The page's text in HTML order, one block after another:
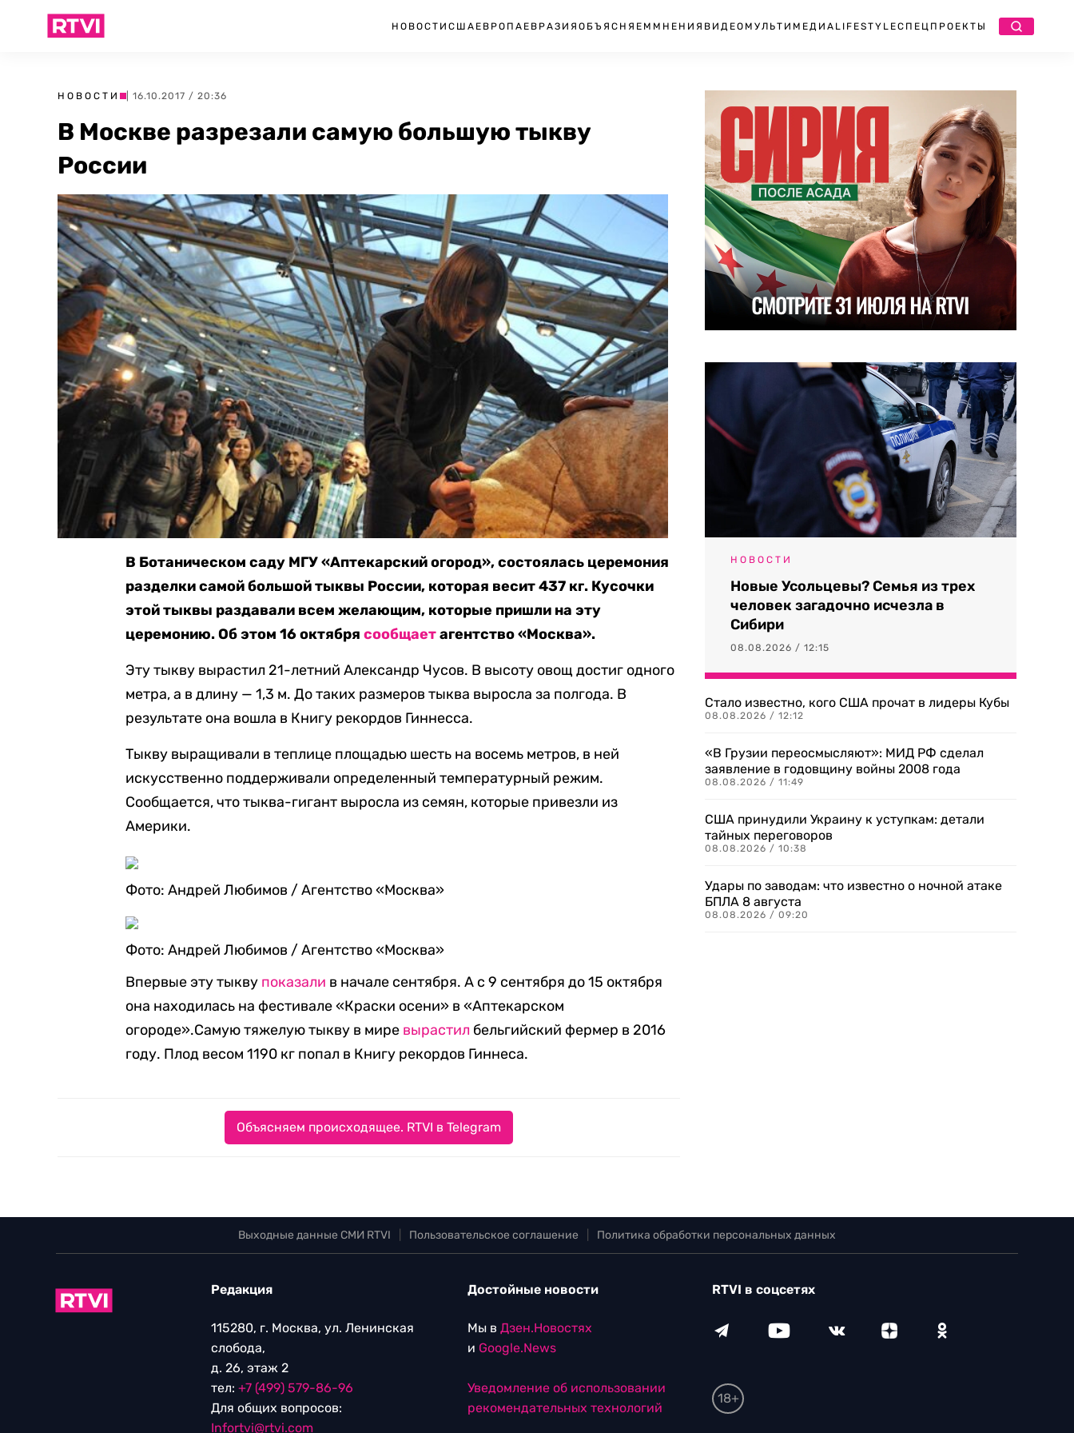
НОВОСТИ США ЕВРОПА ЕВРАЗИЯ ОБЪЯСНЯЕМ МНЕНИЯ ВИДЕО МУЛЬТИМЕДИА LIFESTYLEСПЕЦПРОЕКТЫ
НОВОСТИ | 16.10.2017 / 20:36
В Москве разрезали самую большую тыкву
России
В Ботаническом саду МГУ «Аптекарский огород», состоялась церемония
разделки самой большой тыквы России, которая весит 437 кг. Кусочки
этой тыквы раздавали всем желающим, которые пришли на эту
церемонию. Об этом 16 октябрясообщаетагентство «Москва».
Эту тыкву вырастил 21-летний Александр Чусов. В высоту овощ достиг одного
метра, а в длину — 1,3 м. До таких размеров тыква выросла за полгода. В
результате она вошла в Книгу рекордов Гиннесса.
Тыкву выращивали в теплице площадью шесть на восемь метров, в ней
искусственно поддерживали определенный температурный режим.
Сообщается, что тыква-гигант выросла из семян, которые привезли из
Америки.
Фото: Андрей Любимов / Агентство «Москва»
Фото: Андрей Любимов / Агентство «Москва»
Впервые эту тыкву показали в начале сентября. А с 9 сентября до 15 октября
она находилась на фестивале «Краски осени» в «Аптекарском
огороде».Самую тяжелую тыкву в мире вырастил бельгийский фермер в 2016
году. Плод весом 1190 кг попал в Книгу рекордов Гиннеса.
Объясняем происходящее. RTVI в Telegram
НОВОСТИ
Новые Усольцевы? Семья из трех
человек загадочно исчезла в
Сибири
08.08.2026 / 12:15
Стало известно, кого США прочат в лидеры Кубы
08.08.2026 / 12:12
«В Грузии переосмысляют»: МИД РФ сделал
заявление в годовщину войны 2008 года
08.08.2026 / 11:49
США принудили Украину к уступкам: детали
тайных переговоров
08.08.2026 / 10:38
Удары по заводам: что известно о ночной атаке
БПЛА 8 августа
08.08.2026 / 09:20
Выходные данные СМИ RTVI Пользовательское соглашение Политика обработки персональных данных
Редакция
115280, г. Москва, ул. Ленинская
слобода,
д. 26, этаж 2
тел: +7 (499) 579-86-96
Для общих вопросов:
Infortvi@rtvi.com
Достойные новости
Мы в Дзен.Новостях
и Google.News
Уведомление об использовании
рекомендательных технологий
RTVI в соцсетях
18+